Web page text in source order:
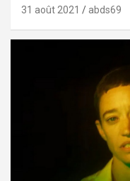
31 août 2021 abds69